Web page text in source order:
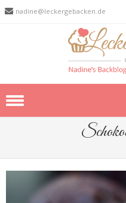
nadine@leckergebacken.de